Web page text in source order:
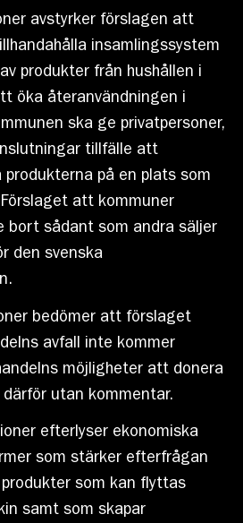
avstyrker förslagen att
insamlingssystem
produkter från hushållen i
öka återanvändningen i
ska ge privatpersoner,
tillfälle att
på en plats som
att kommuner
bort sådant som andra säljer
den svenska
bedömer att förslaget
avfall inte kommer
möjligheter att donera
utan kommentar.
efterlyser ekonomiska
som stärker efterfrågan
som kan flyttas
samt som skapar